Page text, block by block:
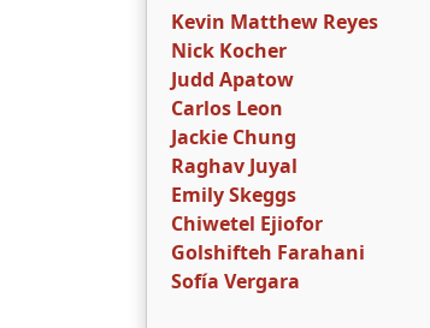
Kevin Matthew Reyes
Nick Kocher
Judd Apatow
Carlos Leon
Jackie Chung
Raghav Juyal
Emily Skeggs
Chiwetel Ejiofor
Golshifteh Farahani
Sofía Vergara